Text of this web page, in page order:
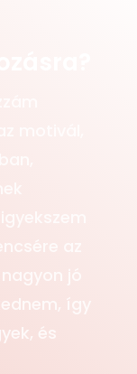
motivál,
az
jó
így
és